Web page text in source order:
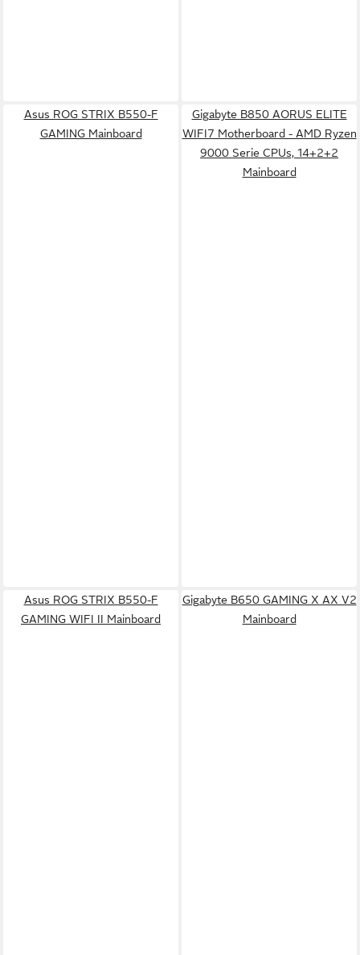
Asus ROG STRIX B550-F
GAMING Mainboard
Gigabyte B850 AORUS ELITE
WIFI7 Motherboard - AMD Ryzen
9000 Serie CPUs, 14+2+2
Mainboard
Asus ROG STRIX B550-F
GAMING WIFI II Mainboard
Gigabyte B650 GAMING X AX V2
Mainboard